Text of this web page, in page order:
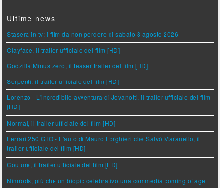
Ultime news
Stasera in tv: i film da non perdere di sabato 8 agosto 2026
Clayface, il trailer ufficiale del film [HD]
Godzilla Minus Zero, il teaser trailer del film [HD]
Serpenti, il trailer ufficiale del film [HD]
Lorenzo - L'incredibile avventura di Jovanotti, il trailer ufficiale del film
[HD]
Normal, il trailer ufficiale del film [HD]
Ferrari 250 GTO - L'auto di Mauro Forghieri che Salvò Maranello, il
trailer ufficiale del film [HD]
Couture, il trailer ufficiale del film [HD]
Nimrods, più che un biopic celebrativo una commedia coming of age